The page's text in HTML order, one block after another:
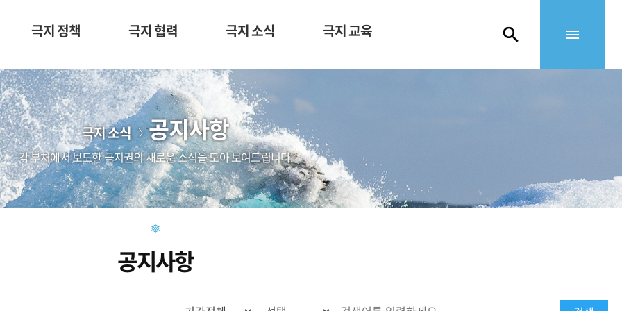
극지 정책 극지 협력 극지 소식 극지 교육
극지 소식 공지사항
각 부처에서 보도한 극지권의 새로운 소식을 모아 보여드립니다.
공지사항